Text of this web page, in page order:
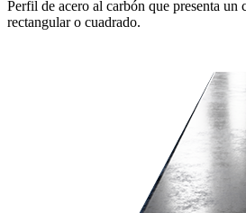
Perfil de acero al carbón que presenta un
rectangular o cuadrado.